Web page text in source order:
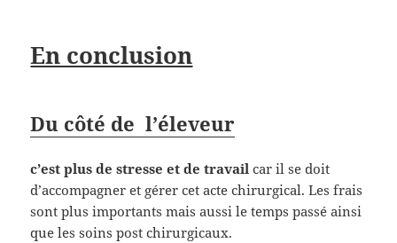
En conclusion
Du côté de l’éleveur
c’est plus de stresse et de travail car il se doit
d’accompagner et gérer cet acte chirurgical. Les frais
sont plus importants mais aussi le temps passé ainsi
que les soins post chirurgicaux.